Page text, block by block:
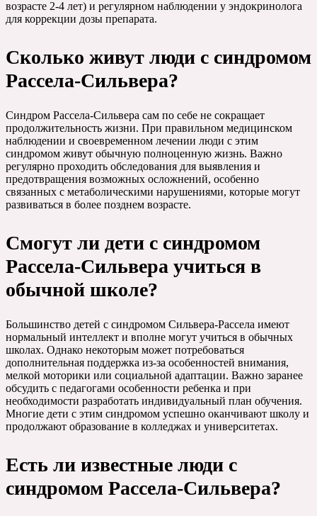
возрасте 2-4 лет) и регулярном наблюдении у эндокринолога
для коррекции дозы препарата.
Сколько живут люди с синдромом
Рассела-Сильвера?
Синдром Рассела-Сильвера сам по себе не сокращает
продолжительность жизни. При правильном медицинском
наблюдении и своевременном лечении люди с этим
синдромом живут обычную полноценную жизнь. Важно
регулярно проходить обследования для выявления и
предотвращения возможных осложнений, особенно
связанных с метаболическими нарушениями, которые могут
развиваться в более позднем возрасте.
Смогут ли дети с синдромом
Рассела-Сильвера учиться в
обычной школе?
Большинство детей с синдромом Сильвера-Рассела имеют
нормальный интеллект и вполне могут учиться в обычных
школах. Однако некоторым может потребоваться
дополнительная поддержка из-за особенностей внимания,
мелкой моторики или социальной адаптации. Важно заранее
обсудить с педагогами особенности ребенка и при
необходимости разработать индивидуальный план обучения.
Многие дети с этим синдромом успешно оканчивают школу и
продолжают образование в колледжах и университетах.
Есть ли известные люди с
синдромом Рассела-Сильвера?